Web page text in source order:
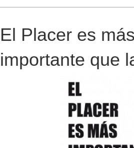
El Placer es más
importante que